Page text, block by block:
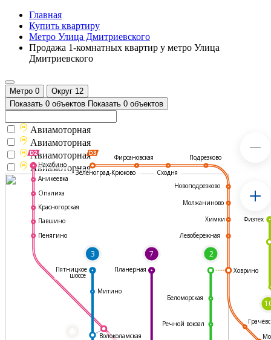
Главная
Купить квартиру
Метро Улица Дмитриевского
Продажа 1-комнатных квартир у метро Улица
Дмитриевского
Метро 0 Округ 12
Показать 0 объектов Показать 0 объектов
3 7 2
Фирсановская
Сходня
Подрезково
Новоподрезково
Молжаниново
Химки
Левобережная
Ховрино
Волоколамская
Митино
Нахабино
Аникеевка
Опалиха
Красногорская
Павшино
Пенягино
Пятницкое
шоссе
Планерная
Физтех
Речной вокзал
Беломорская
Зеленоград-Крюково
Авиамоторная
Авиамоторная
Авиамоторная
Авиамоторная